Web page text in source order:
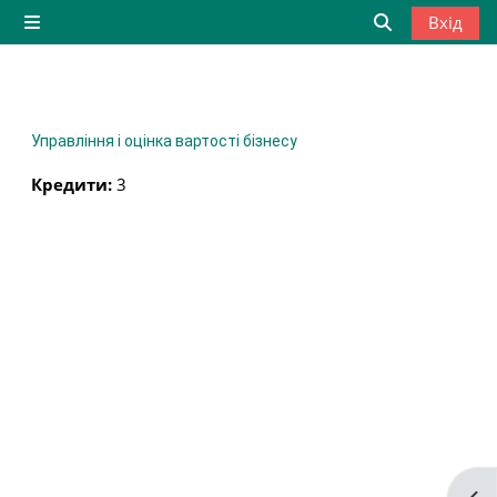
Перейти до головного вмісту
Бокова панель
Вхід
Управління і оцінка вартості бізнесу
Кредити: 3